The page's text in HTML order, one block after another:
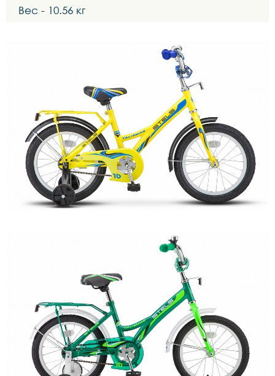
Вес - 10.56 кг